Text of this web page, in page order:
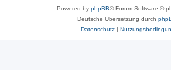
Powered by phpBB® Forum Software ©
Deutsche Übersetzung durch
Datenschutz|